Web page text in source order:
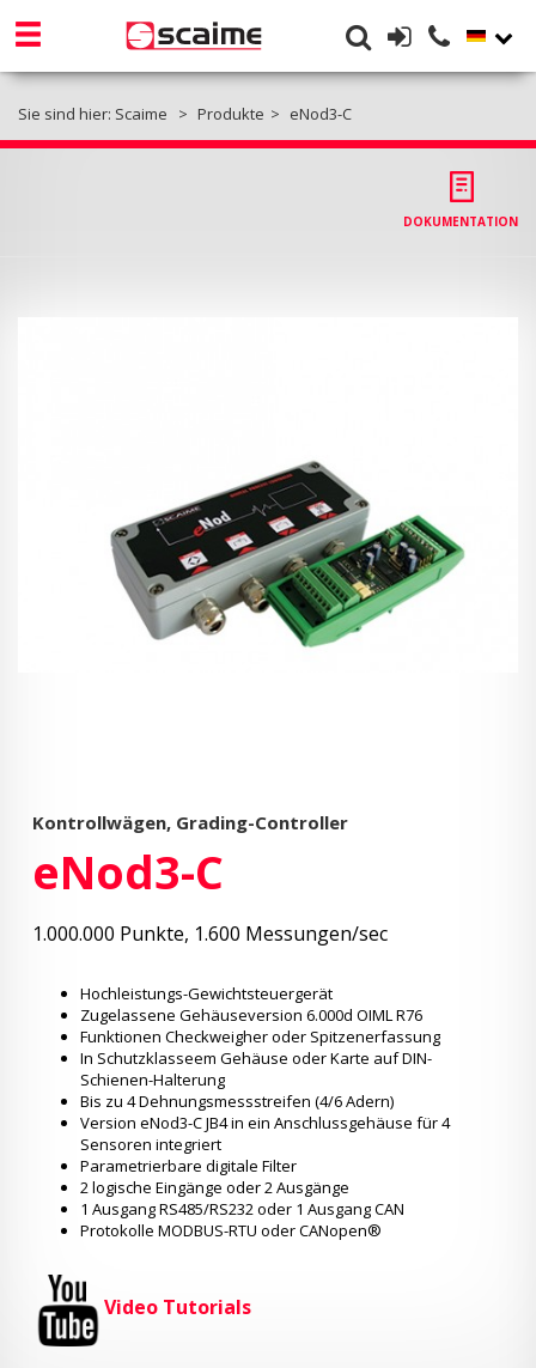
Sie sind hier: Scaime Produkte eNod3-C
DOKUMENTATION
Kontrollwägen, Grading-Controller
eNod3-C
1.000.000 Punkte, 1.600 Messungen/sec
Hochleistungs-Gewichtsteuergerät
Zugelassene Gehäuseversion 6.000d OIML R76
Funktionen Checkweigher oder Spitzenerfassung
In Schutzklasseem Gehäuse oder Karte auf DIN-
Schienen-Halterung
Bis zu 4 Dehnungsmessstreifen (4/6 Adern)
Version eNod3-C JB4 in ein Anschlussgehäuse für 4
Sensoren integriert
Parametrierbare digitale Filter
2 logische Eingänge oder 2 Ausgänge
1 Ausgang RS485/RS232 oder 1 Ausgang CAN
Protokolle MODBUS-RTU oder CANopen®
Video Tutorials